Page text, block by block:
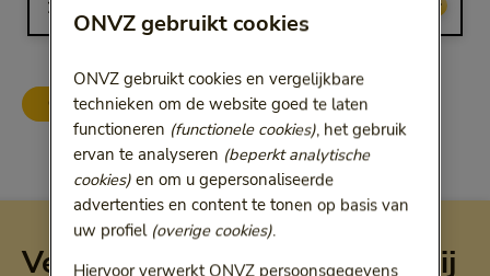
ONVZ Vrije Keuze ONVZ Bewuste Keuze
Vergoeding per verzekering bij
ONVZ gebruikt cookies
ONVZ gebruikt cookies en vergelijkbare
technieken om de website goed te laten
functioneren (functionele cookies), het gebruik
ervan te analyseren (beperkt analytische
cookies)en om u gepersonaliseerde
advertenties en content te tonen op basis van
uw profiel (overige cookies).
Hiervoor verwerkt ONVZ persoonsgegevens